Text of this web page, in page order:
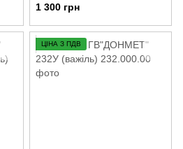
1 300 грн
ЦІНА З ПДВ